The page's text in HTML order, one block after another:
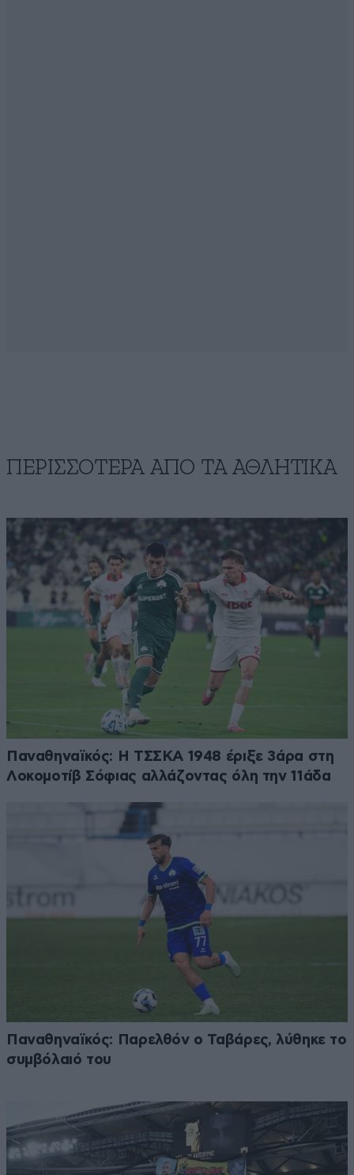
ΠΕΡΙΣΣΟΤΕΡΑ ΑΠΟ ΤA ΑΘΛΗΤΙΚΑ
Παναθηναϊκός: Η ΤΣΣΚΑ 1948 έριξε 3άρα στη
Λοκομοτίβ Σόφιας αλλάζοντας όλη την 11άδα
Παναθηναϊκός: Παρελθόν ο Ταβάρες, λύθηκε το
συμβόλαιό του